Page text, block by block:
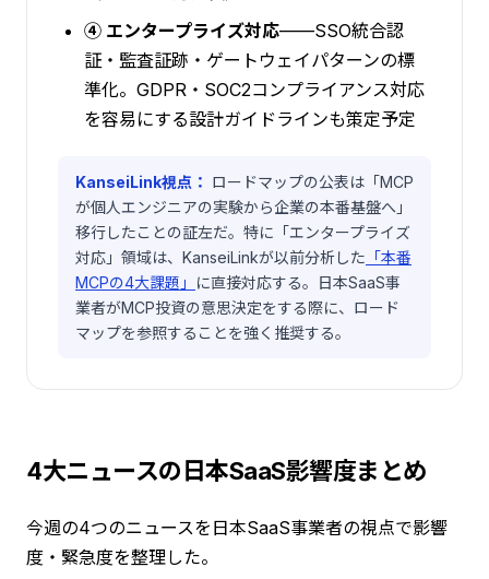
④ エンタープライズ対応——SSO統合認
証・監査証跡・ゲートウェイパターンの標
準化。GDPR・SOC2コンプライアンス対応
を容易にする設計ガイドラインも策定予定
KanseiLink視点： ロードマップの公表は「MCP
が個人エンジニアの実験から企業の本番基盤へ」
移行したことの証左だ。特に「エンタープライズ
対応」領域は、KanseiLinkが以前分析した 「本番
MCPの4大課題」
に直接対応する。日本SaaS事
業者がMCP投資の意思決定をする際に、ロード
マップを参照することを強く推奨する。
4大ニュースの日本SaaS影響度まとめ
今週の4つのニュースを日本SaaS事業者の視点で影響
度・緊急度を整理した。